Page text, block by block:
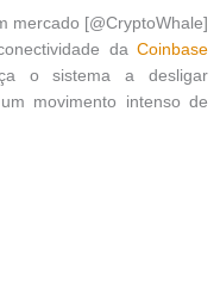
mercado [@CryptoWhale]
da Coinbase
o sistema a desligar
movimento intenso de